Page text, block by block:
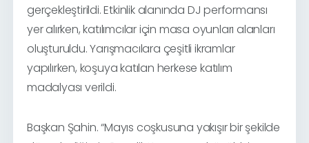
gerçekleştirildi. Etkinlik alanında DJ performansı
yer alırken, katılımcılar için masa oyunları alanları
oluşturuldu. Yarışmacılara çeşitli ikramlar
yapılırken, koşuya katılan herkese katılım
madalyası verildi.
Başkan Şahin. “Mayıs coşkusuna yakışır bir şekilde